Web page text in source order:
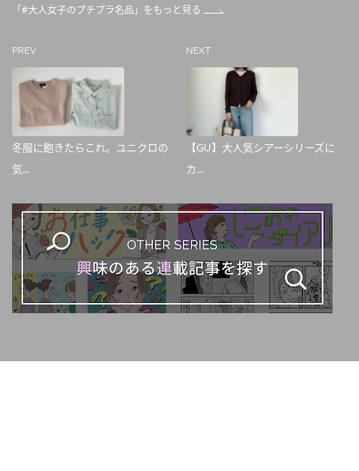
「#大人女子のプチプラ名品」をもっと見る
PREV
冬服に飽きたらこれ。ユニクロの
気...
NEXT
【GU】大人気シアーシリーズに
カ...